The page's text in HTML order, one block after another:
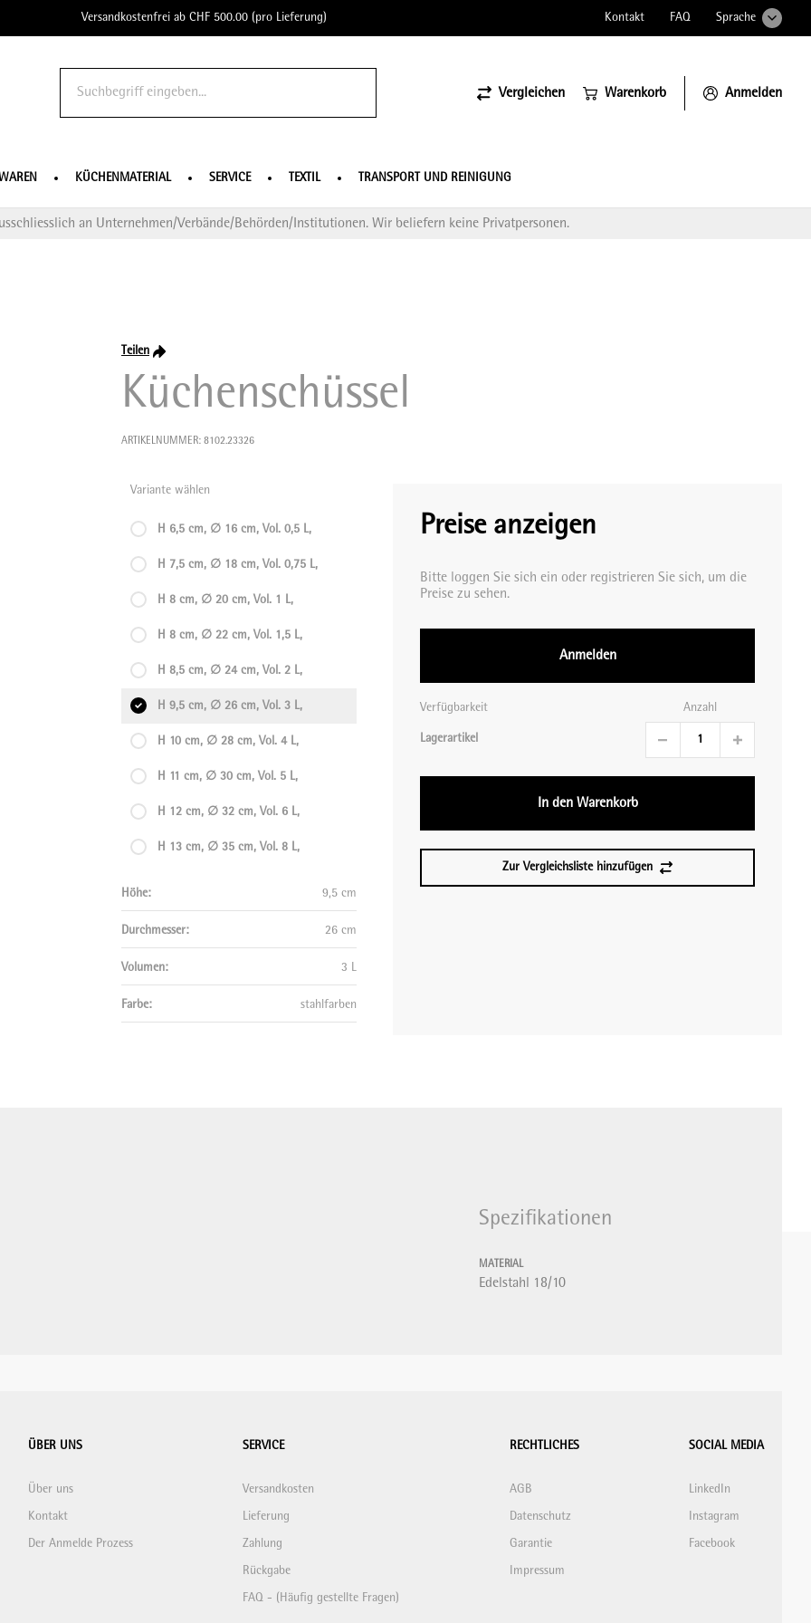
Versandkostenfrei ab CHF 500.00 (pro Lieferung) Kontakt FAQ Sprache
Vergleichen Warenkorb Anmelden
KÜCHENMATERIAL SERVICE TEXTIL TRANSPORT UND REINIGUNG
an Unternehmen/Verbände/Behörden/Institutionen. Wir beliefern keine Privatpersonen.
Teilen
Küchenschüssel
ARTIKELNUMMER: 8102.23326
Variante wählen
H 6,5 cm, ∅ 16 cm, Vol. 0,5 L,
H 7,5 cm, ∅ 18 cm, Vol. 0,75 L,
H 8 cm, ∅ 20 cm, Vol. 1 L,
H 8 cm, ∅ 22 cm, Vol. 1,5 L,
H 8,5 cm, ∅ 24 cm, Vol. 2 L,
H 9,5 cm, ∅ 26 cm, Vol. 3 L,
H 10 cm, ∅ 28 cm, Vol. 4 L,
H 11 cm, ∅ 30 cm, Vol. 5 L,
H 12 cm, ∅ 32 cm, Vol. 6 L,
H 13 cm, ∅ 35 cm, Vol. 8 L,
Höhe: 9,5 cm
Durchmesser: 26 cm
Volumen: 3 L
Farbe: stahlfarben
Preise anzeigen
Bitte loggen Sie sich ein oder registrieren Sie sich, um die
Preise zu sehen.
Anmelden
Verfügbarkeit
Lagerartikel
Anzahl
In den Warenkorb
Zur Vergleichsliste hinzufügen
Spezifikationen
MATERIAL
Edelstahl 18/10
ÜBER UNS
Über uns
Kontakt
Der Anmelde Prozess
SERVICE
Versandkosten
Lieferung
Zahlung
Rückgabe
FAQ - (Häufig gestellte Fragen)
RECHTLICHES
AGB
Datenschutz
Garantie
Impressum
SOCIAL MEDIA
LinkedIn
Instagram
Facebook